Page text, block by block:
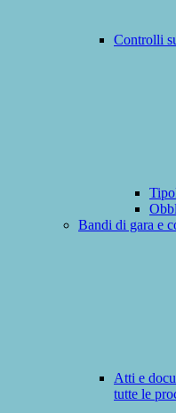
Controlli
Bandi di gara e
Atti e
tutte le